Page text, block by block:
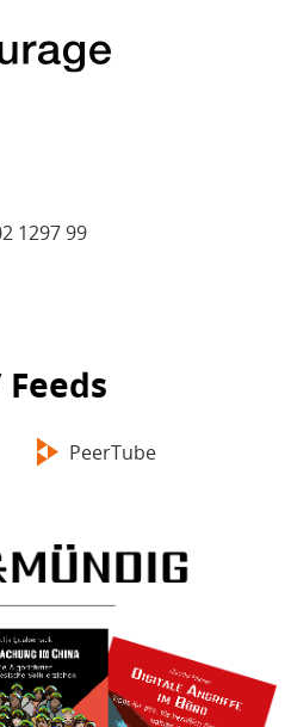
1297 99
PeerTube